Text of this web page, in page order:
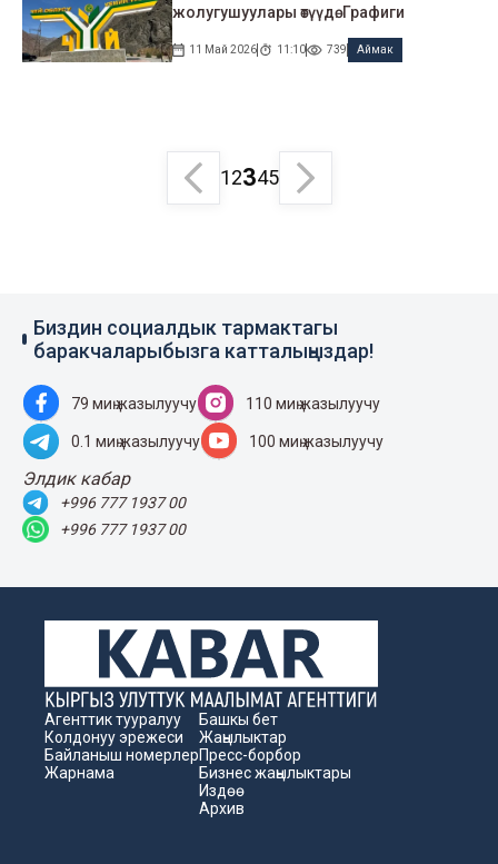
жолугушуулары өтүүдө. Графиги
11 Май 2026 11:10 739 Аймак
12345
Биздин социалдык тармактагы
баракчаларыбызга катталыңыздар!
79 миң жазылуучу 110 миң жазылуучу
0.1 миң жазылуучу 100 миң жазылуучу
Элдик кабар
+996 777 1937 00
+996 777 1937 00
Агенттик тууралуу
Колдонуу эрежеси
Байланыш номерлер
Жарнама
Башкы бет
Жаңылыктар
Пресс-борбор
Бизнес жаңылыктары
Издөө
Архив